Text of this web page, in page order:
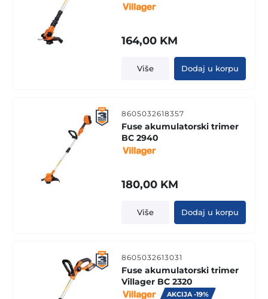
164,00 KM
Više Dodaj u korpu
8605032618357
Fuse akumulatorski trimer
BC 2940
180,00 KM
Više Dodaj u korpu
8605032613031
Fuse akumulatorski trimer
Villager BC 2320
AKCIJA -19%